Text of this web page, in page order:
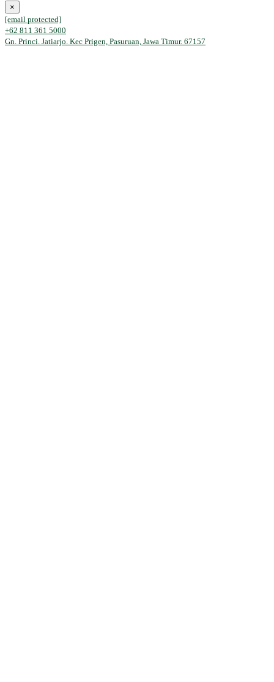
×
[email protected]
+62 811 361 5000
Gn. Princi. Jatiarjo. Kec Prigen, Pasuruan, Jawa Timur. 67157